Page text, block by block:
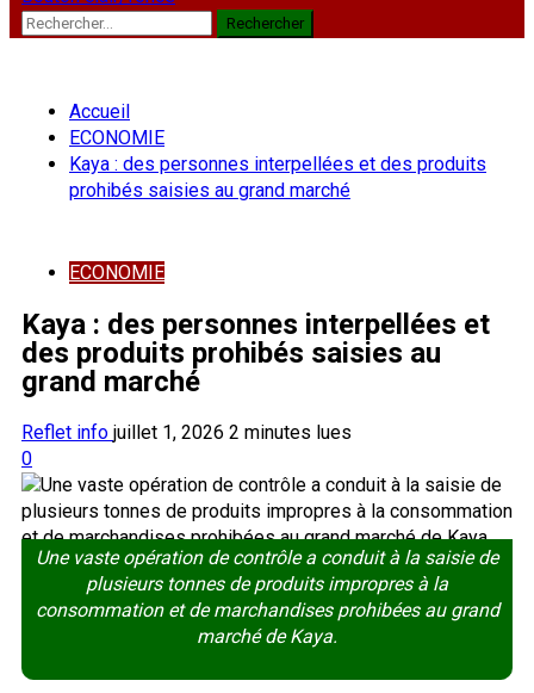
Rechercher :
Accueil
ECONOMIE
Kaya : des personnes interpellées et des produits
prohibés saisies au grand marché
ECONOMIE
Kaya : des personnes interpellées et
des produits prohibés saisies au
grand marché
Reflet info juillet 1, 2026 2 minutes lues
0
Une vaste opération de contrôle a conduit à la saisie de
plusieurs tonnes de produits impropres à la
consommation et de marchandises prohibées au grand
marché de Kaya.